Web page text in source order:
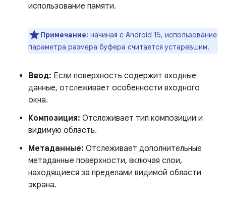
использование памяти.
Примечание: начиная с Android 15, использование
параметра размера буфера считается устаревшим.
Ввод: Если поверхность содержит входные
данные, отслеживает особенности входного
окна.
Композиция: Отслеживает тип композиции и
видимую область.
Метаданные: Отслеживает дополнительные
метаданные поверхности, включая слои,
находящиеся за пределами видимой области
экрана.